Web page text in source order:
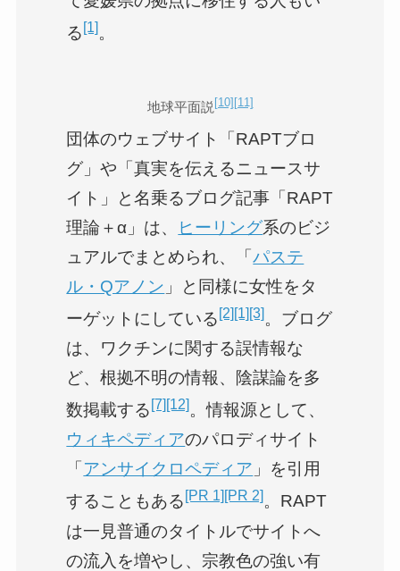
る [1] 。
地球平面説 [10] [11]
団体のウェブサイト「RAPTブロ
グ」や「真実を伝えるニュースサ
イト」と名乗るブログ記事「RAPT
理論＋α」は、
ヒーリング系のビジ
ュアルでまとめられ、「パステ
ル・Qアノン 」と同様に女性をタ
ーゲットにしている [2] [1] [3] 。ブログ
は、ワクチンに関する誤情報な
ど、根拠不明の情報、陰謀論を多
数掲載する [7] [12] 。情報源として、
ウィキペディアのパロディサイト
「 アンサイクロペディア 」を引用
することもある [PR 1] [PR 2] 。RAPT
は一見普通のタイトルでサイトへ
の流入を増やし、宗教色の強い有